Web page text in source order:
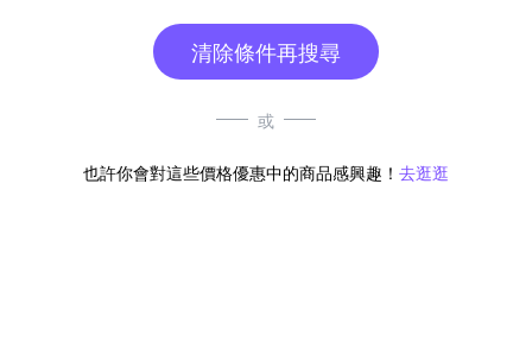
清除條件再搜尋
或
也許你會對這些價格優惠中的商品感興趣！ 去逛逛